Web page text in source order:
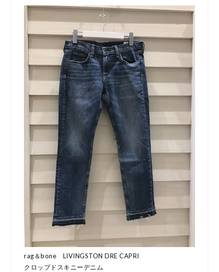
rag＆bone LIVINGSTON DRE CAPRI
クロップドスキニーデニム